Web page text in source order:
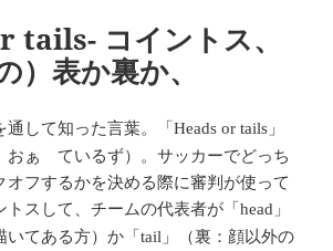
tails- コイントス、
）表か裏か、
通して知った言葉。「Heads or tails 」
おぁ ているず）。サッカーでどっち
オフするかを決める際に審判が使って
トスして、チームの代表者が「head 」
いてある方）か「tail 」（裏：顔以外の